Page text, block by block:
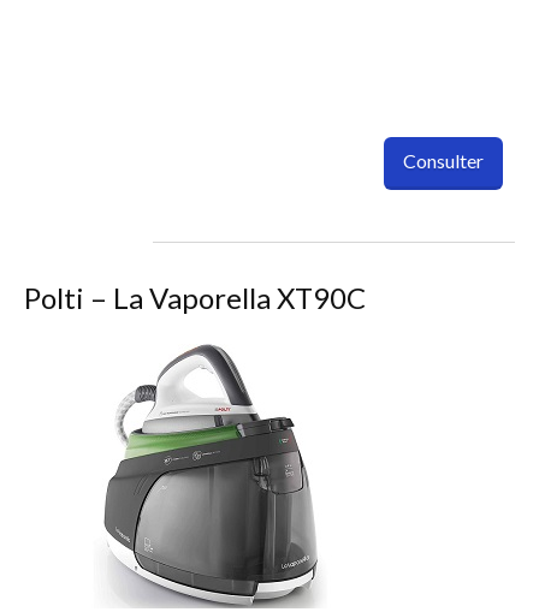
Consulter
Polti – La Vaporella XT90C